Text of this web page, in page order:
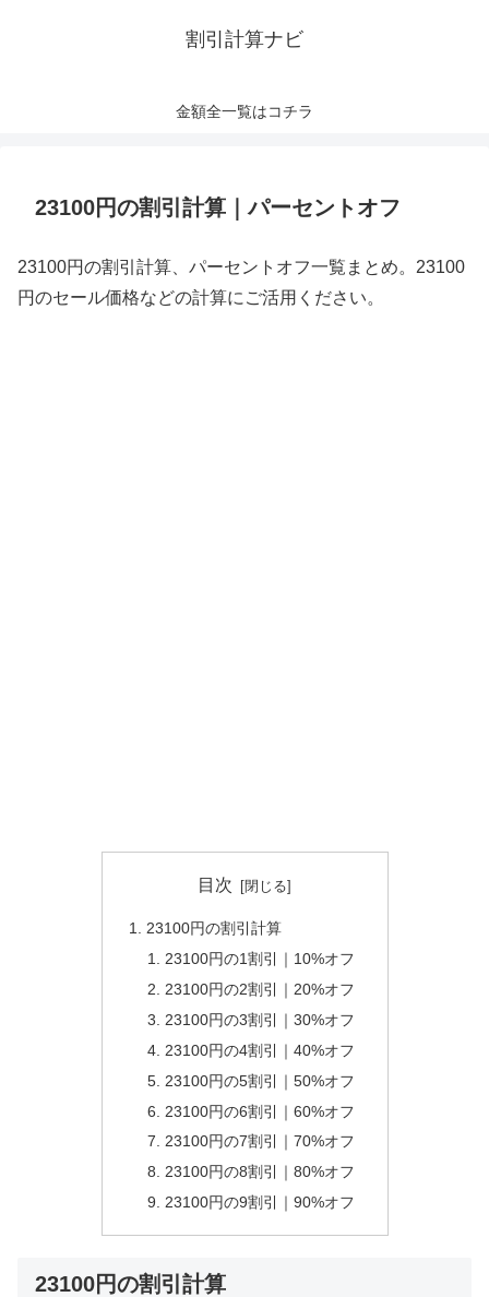
割引計算ナビ
金額全一覧はコチラ
23100円の割引計算｜パーセントオフ
23100円の割引計算、パーセントオフ一覧まとめ。23100
円のセール価格などの計算にご活用ください。
目次
23100円の割引計算
23100円の1割引｜10%オフ
23100円の2割引｜20%オフ
23100円の3割引｜30%オフ
23100円の4割引｜40%オフ
23100円の5割引｜50%オフ
23100円の6割引｜60%オフ
23100円の7割引｜70%オフ
23100円の8割引｜80%オフ
23100円の9割引｜90%オフ
23100円の割引計算